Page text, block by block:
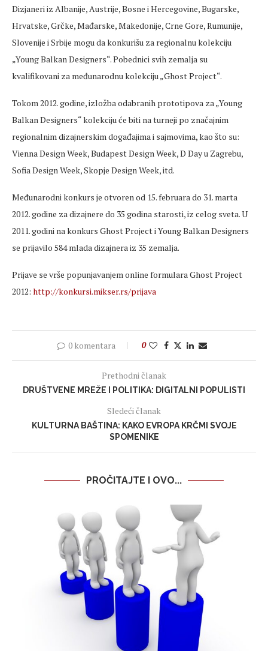
Dizjaneri iz Albanije, Austrije, Bosne i Hercegovine, Bugarske,
Hrvatske, Grčke, Mađarske, Makedonije, Crne Gore, Rumunije,
Slovenije i Srbije mogu da konkurišu za regionalnu kolekciju
„Young Balkan Designers“. Pobednici svih zemalja su
kvalifikovani za međunarodnu kolekciju „Ghost Project“.
Tokom 2012. godine, izložba odabranih prototipova za „Young
Balkan Designers“ kolekciju će biti na turneji po značajnim
regionalnim dizajnerskim događajima i sajmovima, kao što su:
Vienna Design Week, Budapest Design Week, D Day u Zagrebu,
Sofia Design Week, Skopje Design Week, itd.
Međunarodni konkurs je otvoren od 15. februara do 31. marta
2012. godine za dizajnere do 35 godina starosti, iz celog sveta. U
2011. godini na konkurs Ghost Project i Young Balkan Designers
se prijavilo 584 mlada dizajnera iz 35 zemalja.
Prijave se vrše popunjavanjem online formulara Ghost Project
2012: http://konkursi.mikser.rs/prijava
0 komentara 0
Prethodni članak
DRUŠTVENE MREŽE I POLITIKA: DIGITALNI POPULISTI
Sledeći članak
KULTURNA BAŠTINA: KAKO EVROPA KRČMI SVOJE
SPOMENIKE
PROČITAJTE I OVO...